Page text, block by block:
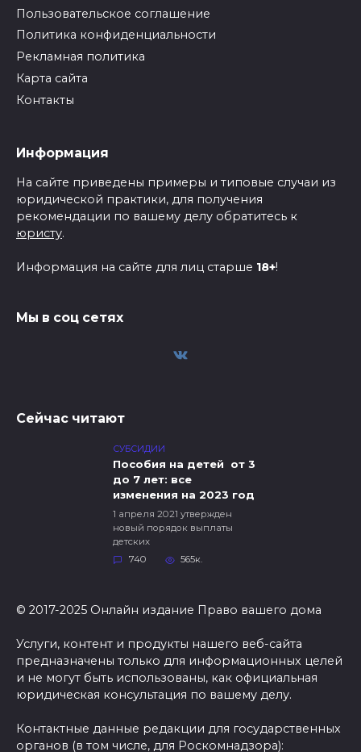
Пользовательское соглашение
Политика конфиденциальности
Рекламная политика
Карта сайта
Контакты
Информация
На сайте приведены примеры и типовые случаи из
юридической практики, для получения
рекомендации по вашему делу обратитесь к
юристу.
Информация на сайте для лиц старше 18+!
Мы в соц сетях
Сейчас читают
СУБСИДИИ
Пособия на детей от 3
до 7 лет: все
изменения на 2023 год
1 апреля 2021 утвержден
новый порядок выплаты
детских
740
565к.
© 2017-2025 Онлайн издание Право вашего дома
Услуги, контент и продукты нашего веб-сайта
предназначены только для информационных целей
и не могут быть использованы, как официальная
юридическая консультация по вашему делу.
Контактные данные редакции для государственных
органов (в том числе, для Роскомнадзора):